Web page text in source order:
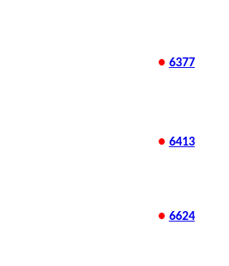
● 6377
● 6413
● 6624